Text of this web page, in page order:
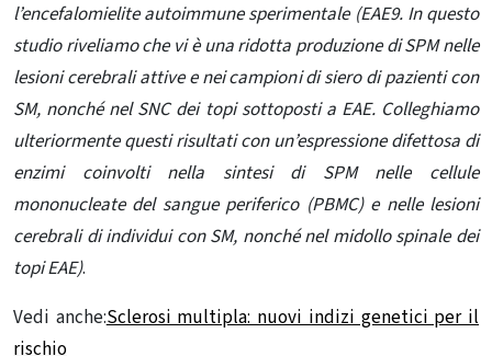
l’encefalomielite autoimmune sperimentale (EAE9. In questo
studioriveliamo che vi è una ridotta produzione di SPM nelle
lesioni cerebrali attive e nei campioni di siero di pazienti con
SM, nonché nel SNC dei topi sottoposti a EAE. Colleghiamo
ulteriormente questi risultati con un’espressione difettosa di
enzimi coinvolti nella sintesi di SPM nelle cellule
mononucleate del sangue periferico (PBMC) e nelle lesioni
cerebrali di individui con SM, nonché nel midollo spinale dei
topi EAE).
Vedi anche:Sclerosi multipla: nuovi indizi genetici per il
rischio